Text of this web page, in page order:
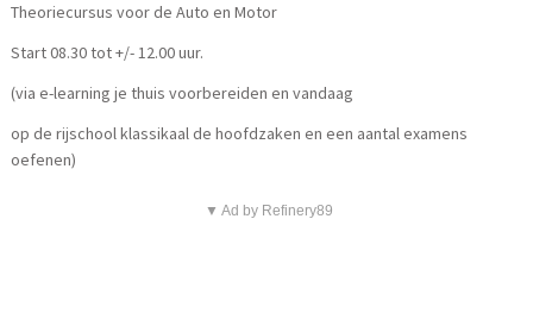
Theoriecursus voor de Auto en Motor
Start 08.30 tot +/- 12.00 uur.
(via e-learning je thuis voorbereiden en vandaag
op de rijschool klassikaal de hoofdzaken en een aantal examens
oefenen)
▼ Ad by Refinery89